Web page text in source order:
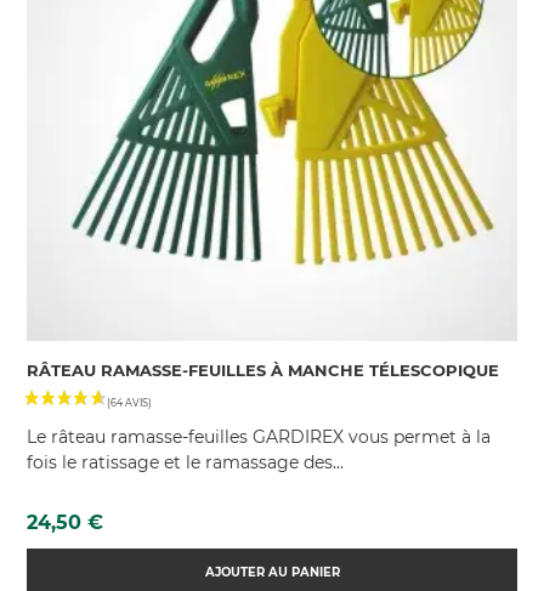
(38 AVIS)
RÂTEAU RAMASSE-FEUILLES À MANCHE TÉLESCOPIQUE
Le râteau ramasse-feuilles GARDIREX vous permet à la
fois le ratissage et le ramassage des...
Prix
24,50 €
AJOUTER AU PANIER